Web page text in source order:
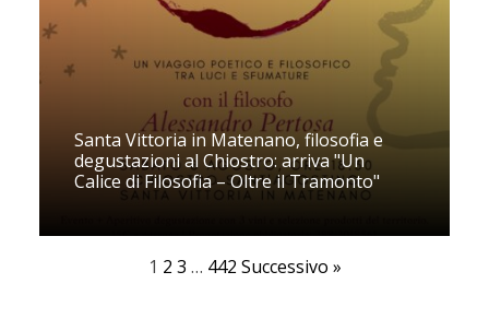
Santa Vittoria in Matenano, filosofia e
degustazioni al Chiostro: arriva "Un
Calice di Filosofia – Oltre il Tramonto"
1 2 3 … 442 Successivo »